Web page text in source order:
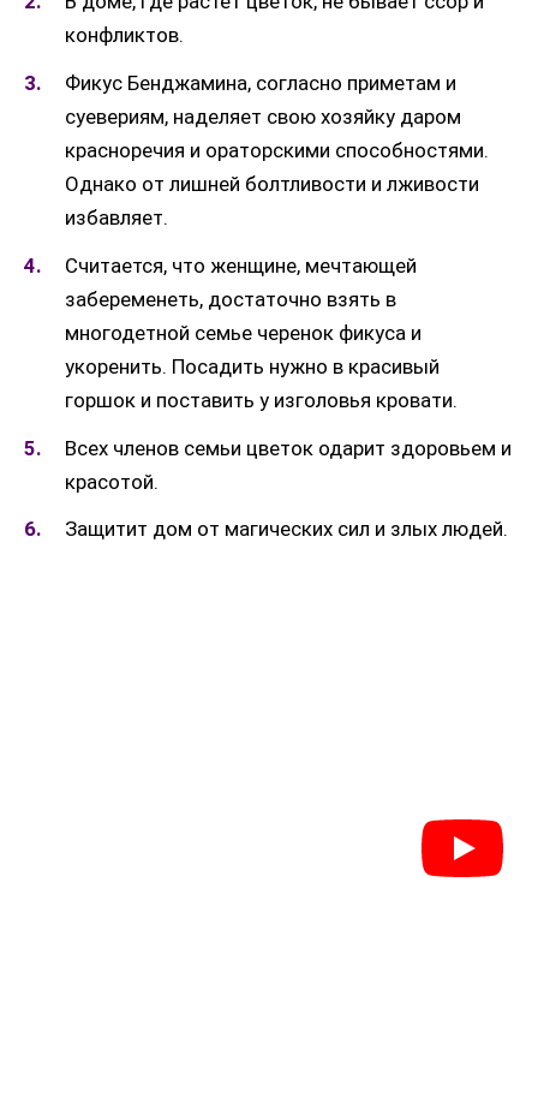
конфликтов.
Фикус Бенджамина, согласно приметам и
суевериям, наделяет свою хозяйку даром
красноречия и ораторскими способностями.
Однако от лишней болтливости и лживости
избавляет.
Считается, что женщине, мечтающей
забеременеть, достаточно взять в
многодетной семье черенок фикуса и
укоренить. Посадить нужно в красивый
горшок и поставить у изголовья кровати.
Всех членов семьи цветок одарит здоровьем и
красотой.
Защитит дом от магических сил и злых людей.